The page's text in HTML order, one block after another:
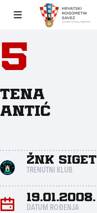
5
Tena
Antić
ŽNK Siget
TRENUTNI KLUB
19.01.2008.
DATUM ROĐENJA